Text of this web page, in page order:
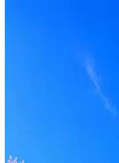
Оффер